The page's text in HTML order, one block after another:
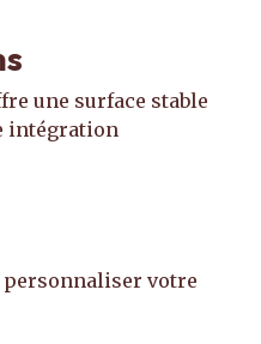
une surface stable
intégration
personnaliser votre